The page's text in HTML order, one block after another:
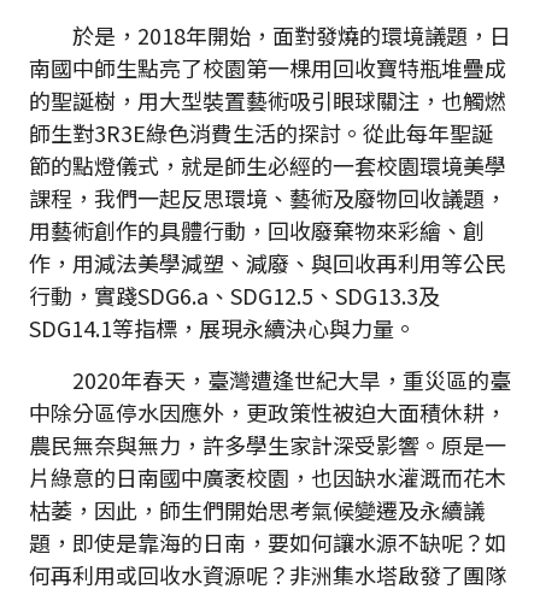
於是，2018年開始，面對發燒的環境議題，日
南國中師生點亮了校園第一棵用回收寶特瓶堆疊成
的聖誕樹，用大型裝置藝術吸引眼球關注，也觸燃
師生對3R3E綠色消費生活的探討。從此每年聖誕
節的點燈儀式，就是師生必經的一套校園環境美學
課程，我們一起反思環境、藝術及廢物回收議題，
用藝術創作的具體行動，回收廢棄物來彩繪、創
作，用減法美學減塑、減廢、與回收再利用等公民
行動，實踐SDG6.a、SDG12.5、SDG13.3及
SDG14.1等指標，展現永續決心與力量。
2020年春天，臺灣遭逢世紀大旱，重災區的臺
中除分區停水因應外，更政策性被迫大面積休耕，
農民無奈與無力，許多學生家計深受影響。原是一
片綠意的日南國中廣袤校園，也因缺水灌溉而花木
枯萎，因此，師生們開始思考氣候變遷及永續議
題，即使是靠海的日南，要如何讓水源不缺呢？如
何再利用或回收水資源呢？非洲集水塔啟發了團隊